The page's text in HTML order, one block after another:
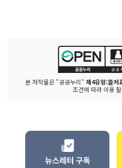
본 저작물은 "공공누리" 제4유형:출처
조건에 따라 이용